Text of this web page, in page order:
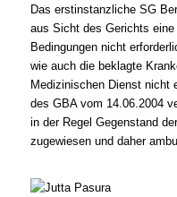
Das erstinstanzliche SG
aus Sicht des Gerichts
Bedingungen nicht
wie auch die beklagte
Medizinischen Dienst nicht
des GBA vom 14.06.2004
in der Regel Gegenstand
zugewiesen und daher